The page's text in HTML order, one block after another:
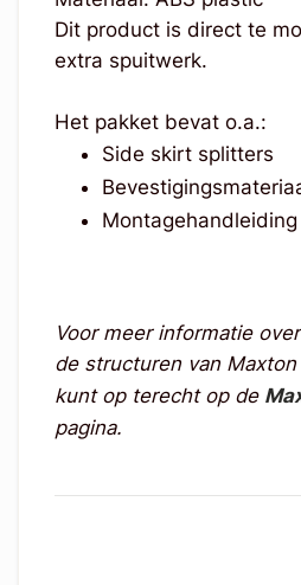
Dit product is direct te
extra spuitwerk.
Het pakket bevat o.a.:
Side skirt splitters
Montagehandleiding
Voor meer informatie
de structuren van
kunt op terecht op de
pagina.